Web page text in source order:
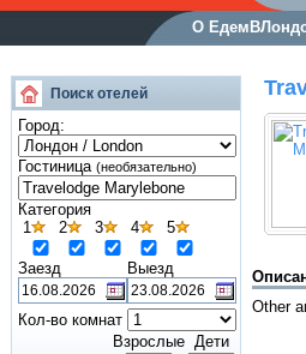
О
Поиск отелей
Город:
Гостиница (необязательно)
Категория
1
2 3 4 5
Заезд Выезд
Кол-во комнат
Взрослые Дети
Other